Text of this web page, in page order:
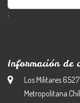
;
Información de
Los Militares
Metropolitana